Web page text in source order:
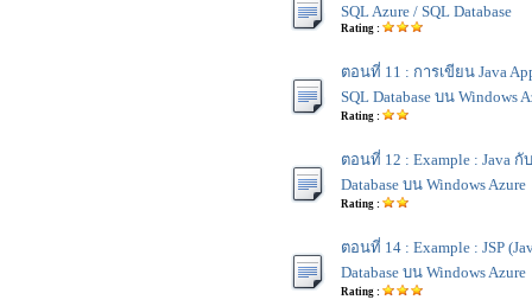
SQL Azure / SQL Database
Rating :
ตอนที่ 11 : การเขียน Java
SQL Database บน Windows
Rating :
ตอนที่ 12 : Example : Java กั
Database บน Windows Azure
Rating :
ตอนที่ 14 : Example : JSP
Database บน Windows Azure
Rating :